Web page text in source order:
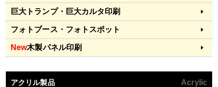
巨大トランプ・巨大カルタ印刷
フォトブース・フォトスポット
New木製パネル印刷
アクリル製品 Acrylic